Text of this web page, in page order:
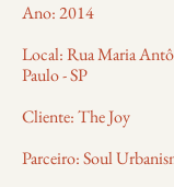
Ano: 2014
Local: Rua Maria
Paulo - SP
Cliente: The Joy
Parceiro: Soul